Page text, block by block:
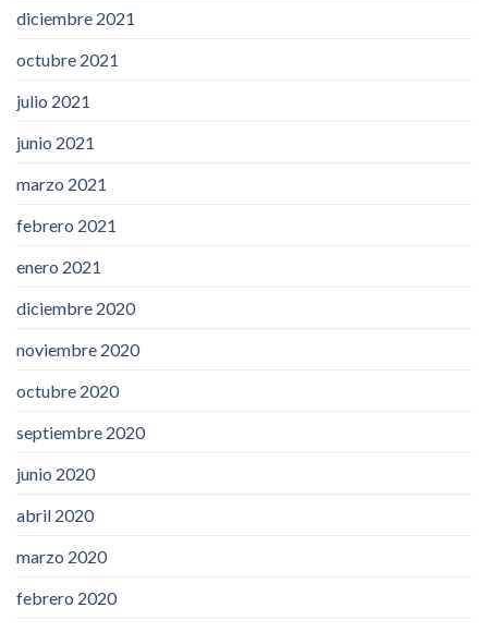
diciembre 2021
octubre 2021
julio 2021
junio 2021
marzo 2021
febrero 2021
enero 2021
diciembre 2020
noviembre 2020
octubre 2020
septiembre 2020
junio 2020
abril 2020
marzo 2020
febrero 2020